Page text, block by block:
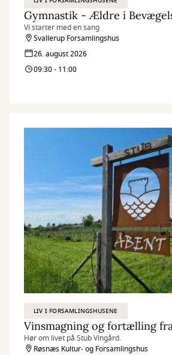
Gymnastik - Ældre i
Vi starter med en sang
Svallerup Forsamlingshus
26. august 2026
09:30 - 11:00
LIV I FORSAMLINGSHUSENE
Vinsmagning og fortælling
Hør om livet på Stub Vingård.
Røsnæs Kultur- og Forsamlingshus